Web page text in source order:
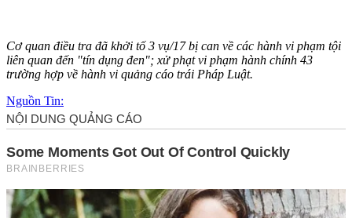
Cơ quan điều tra đã khởi tố 3 vụ/17 bị can về các hành vi phạm tội
liên quan đến "tín dụng đen"; xử phạt vi phạm hành chính 43
trường hợp về hành vi quảng cáo trái Pháp Luật.
Nguồn Tin: